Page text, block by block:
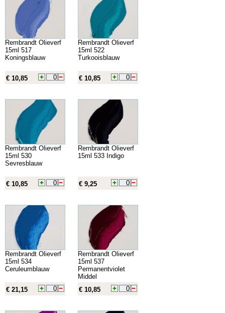
Rembrandt Olieverf
15ml 517
Koningsblauw
€ 10,85
Rembrandt Olieverf
15ml 522
Turkooisblauw
€ 10,85
Rembrandt Olieverf
15ml 530
Sevresblauw
€ 10,85
Rembrandt Olieverf
15ml 533 Indigo
€ 9,25
Rembrandt Olieverf
15ml 534
Ceruleumblauw
€ 21,15
Rembrandt Olieverf
15ml 537
Permanentviolet
Middel
€ 10,85